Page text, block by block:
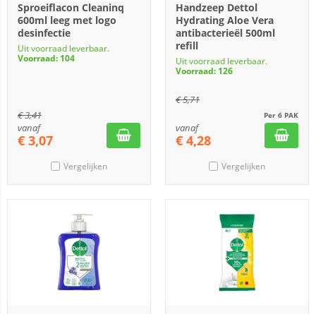
Sproeiflacon Cleaninq
600ml leeg met logo
desinfectie
Uit voorraad leverbaar.
Voorraad: 104
€3,41
vanaf
€ 3,07
Vergelijken
Handzeep Dettol
Hydrating Aloe Vera
antibacterieël 500ml
refill
Uit voorraad leverbaar.
Voorraad: 126
€5,71
Per 6 PAK
vanaf
€ 4,28
Vergelijken